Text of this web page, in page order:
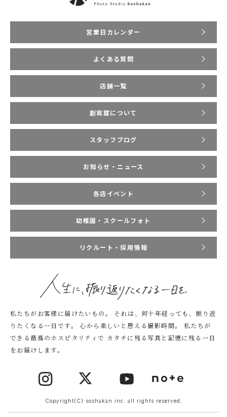
営業日カレンダー
よくある質問
店舗一覧
創寫舘について
スタッフブログ
お知らせ・ニュース
各店イベント
幼稚園・スクールフォト
リクルート・採用情報
私たちがお客様に届けたいもの。
それは、何十年経っても、振り返
りたくなる一日です。
心から楽しいと思える撮影時間。
私たちが
できる最高のホスピタリティで カタチに残る写真と記憶に残る一日
をお届けします。
Copyright(C) soshakan inc. all rights reserved.